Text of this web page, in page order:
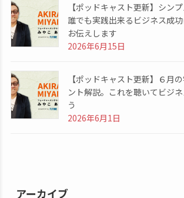
【ポッドキャスト更新】シン
誰でも実践出来るビジネス成
お伝えします
2026年6月15日
【ポッドキャスト更新】６月
ント解説。これを聴いてビジ
う
2026年6月1日
アーカイブ